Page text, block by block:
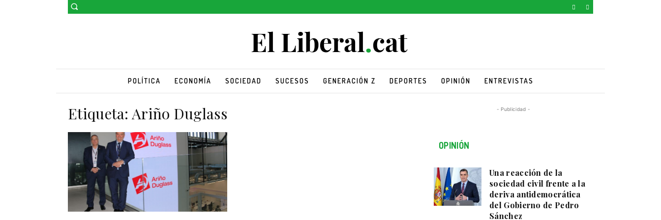
POLÍTICA ECONOMÍA SOCIEDAD SUCESOS GENERACIÓN Z DEPORTES OPINIÓN ENTREVISTAS
Etiqueta: Ariño Duglass - Publicidad -
OPINIÓN
Una reacción de la
sociedad civil frente a la
deriva antidemocrática
del Gobierno de Pedro
Sánchez